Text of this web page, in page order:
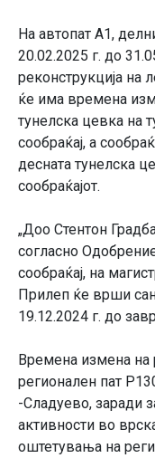
На автопат А1,
20.02.2025 г. до
реконструкција на
ќе има времена
тунелска цевка на
сообраќај, а
десната тунелска
сообраќајот.
„Доо Стентон
согласно
сообраќај, на
Прилеп ќе врши
19.12.2024 г. до
Времена измена на
регионален пат
-Сладуево, заради
активности во
оштетувања на